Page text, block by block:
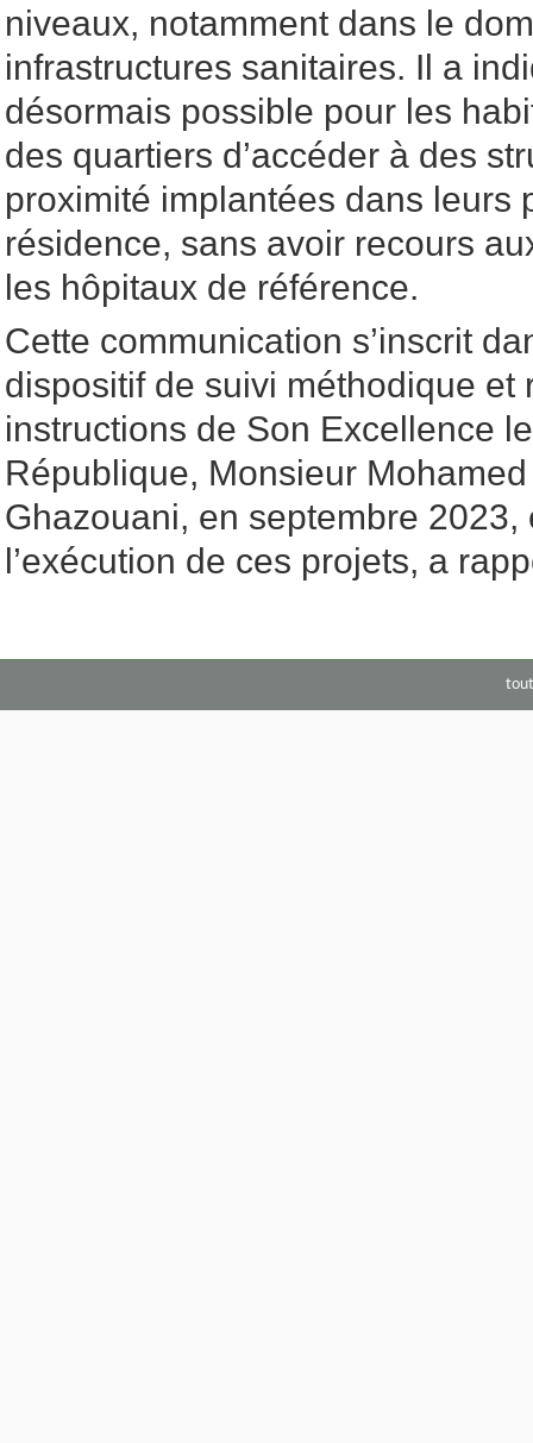
niveaux, notamment dans le
infrastructures sanitaires. Il a
désormais possible pour les
des quartiers d’accéder à des
proximité implantées dans leurs
résidence, sans avoir recours
les hôpitaux de référence.
Cette communication s’inscrit
dispositif de suivi méthodique et
instructions de Son Excellence
République, Monsieur
Ghazouani, en septembre 2023,
l’exécution de ces projets, a